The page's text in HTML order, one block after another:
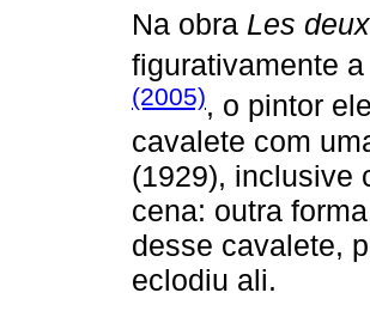
Na obra Les
figurativamente
(2005), o pintor
cavalete com
(1929), inclusive
cena: outra
desse cavalete,
eclodiu ali.